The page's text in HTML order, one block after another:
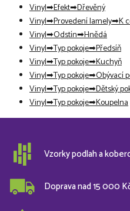
Vinyl Efekt Dřevěný
Vinyl Provedení lamely K
Vinyl Odstín Hnědá
Vinyl Typ pokoje Předsíň
Vinyl Typ pokoje Kuchyň
Vinyl Typ pokoje Obývací
Vinyl Typ pokoje Dětský
Vinyl Typ pokoje Koupelna
Vzorky podlah a
Doprava nad 15 000